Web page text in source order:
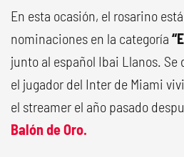
En esta ocasión, el rosarino
nominaciones en la categoría
junto al español Ibai Llanos.
el jugador del Inter de Miami
el streamer el año pasado
Balón de Oro.